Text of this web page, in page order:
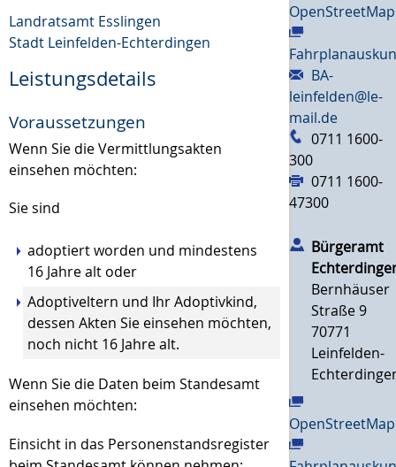
Landratsamt Esslingen
Stadt Leinfelden-Echterdingen
Leistungsdetails
Voraussetzungen
Wenn Sie die Vermittlungsakten
einsehen möchten:
Sie sind
adoptiert worden und mindestens
16 Jahre alt oder
Adoptiveltern und Ihr Adoptivkind,
dessen Akten Sie einsehen möchten,
noch nicht 16 Jahre alt.
Wenn Sie die Daten beim Standesamt
einsehen möchten:
Einsicht in das Personenstandsregister
OpenStreetMap
BA-
leinfelden@le-
mail.de
0711 1600-
300
0711 1600-
47300
Bürgeramt
Bernhäuser
Straße 9
70771
Leinfelden-
OpenStreetMap